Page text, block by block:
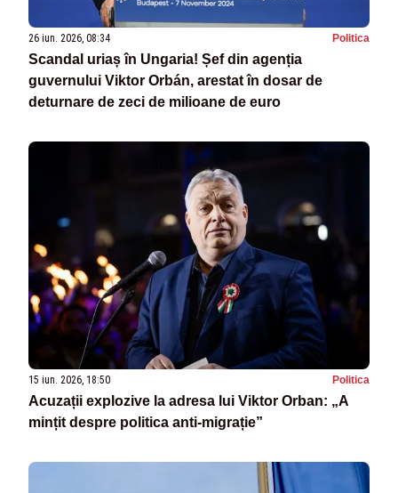
26 iun. 2026, 08:34 Politica
Scandal uriaș în Ungaria! Șef din agenția
guvernului Viktor Orbán, arestat în dosar de
deturnare de zeci de milioane de euro
15 iun. 2026, 18:50 Politica
Acuzații explozive la adresa lui Viktor Orban: „A
mințit despre politica anti-migrație”